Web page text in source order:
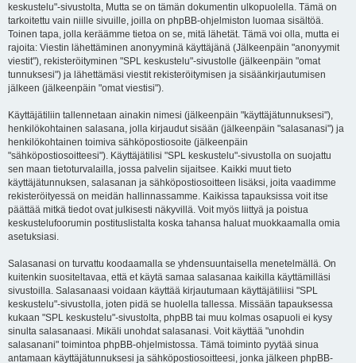
keskustelu"-sivustolta, Mutta se on tämän dokumentin ulkopuolella. Tämä on
tarkoitettu vain niille sivuille, joilla on phpBB-ohjelmiston luomaa sisältöä.
Toinen tapa, jolla keräämme tietoa on se, mitä lähetät. Tämä voi olla, mutta ei
rajoita: Viestin lähettäminen anonyyminä käyttäjänä (Jälkeenpäin "anonyymit
viestit"), rekisteröityminen "SPL keskustelu"-sivustolle (jälkeenpäin "omat
tunnuksesi") ja lähettämäsi viestit rekisteröitymisen ja sisäänkirjautumisen
jälkeen (jälkeenpäin "omat viestisi").
Käyttäjätiliin tallennetaan ainakin nimesi (jälkeenpäin "käyttäjätunnuksesi"),
henkilökohtainen salasana, jolla kirjaudut sisään (jälkeenpäin "salasanasi") ja
henkilökohtainen toimiva sähköpostiosoite (jälkeenpäin
"sähköpostiosoitteesi"). Käyttäjätilisi "SPL keskustelu"-sivustolla on suojattu
sen maan tietoturvalailla, jossa palvelin sijaitsee. Kaikki muut tieto
käyttäjätunnuksen, salasanan ja sähköpostiosoitteen lisäksi, joita vaadimme
rekisteröityessä on meidän hallinnassamme. Kaikissa tapauksissa voit itse
päättää mitkä tiedot ovat julkisesti näkyvillä. Voit myös liittyä ja poistua
keskustelufoorumin postituslistalta koska tahansa haluat muokkaamalla omia
asetuksiasi.
Salasanasi on turvattu koodaamalla se yhdensuuntaisella menetelmällä. On
kuitenkin suositeltavaa, että et käytä samaa salasanaa kaikilla käyttämilläsi
sivustoilla. Salasanaasi voidaan käyttää kirjautumaan käyttäjätiliisi "SPL
keskustelu"-sivustolla, joten pidä se huolella tallessa. Missään tapauksessa
kukaan "SPL keskustelu"-sivustolta, phpBB tai muu kolmas osapuoli ei kysy
sinulta salasanaasi. Mikäli unohdat salasanasi. Voit käyttää "unohdin
salasanani" toimintoa phpBB-ohjelmistossa. Tämä toiminto pyytää sinua
antamaan käyttäjätunnuksesi ja sähköpostiosoitteesi, jonka jälkeen phpBB-